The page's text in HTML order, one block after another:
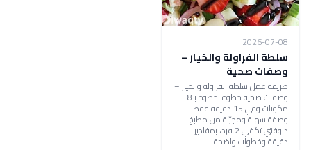
2026-07-08
سلطة الفراولة والخيار –
وصفات صحية
طريقة عمل سلطة الفراولة والخيار –
وصفات صحية خطوة بخطوة بـ8
مكونات وفي 15 دقيقة فقط.
وصفة سهلة ومجرّبة من مطبخ
دلوقتي تكفي 2 فرد، بمقادير
دقيقة وخطوات واضحة.